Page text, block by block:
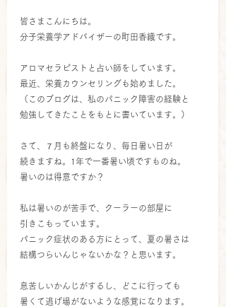
皆さまこんにちは。
分子栄養学アドバイザーの町田香織です。
アロマセラピストと占い師をしています。
最近、栄養カウンセリングも始めました。
（このブログは、私のパニック障害の経験と
勉強してきたことをもとに書いています。）
さて、７月も終盤になり、毎日暑い日が
続きますね。1年で一番暑い頃ですものね。
暑いのは得意ですか？
私は暑いのが苦手で、クーラーの部屋に
引きこもっています。
パニック症状のある方にとって、夏の暑さは
結構つらいんじゃないかな？と思います。
息苦しいかんじがするし、どこに行っても
暑くて逃げ場がないような感覚になります。